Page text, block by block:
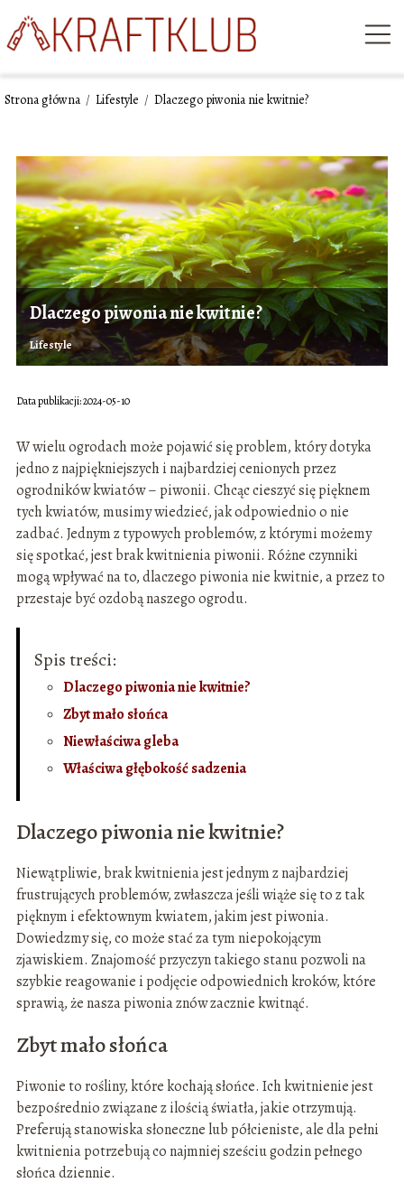
Strona główna / Lifestyle / Dlaczego piwonia nie kwitnie?
Dlaczego piwonia nie kwitnie?
Lifestyle
Data publikacji: 2024-05-10
W wielu ogrodach może pojawić się problem, który dotyka
jedno z najpiękniejszych i najbardziej cenionych przez
ogrodników kwiatów – piwonii. Chcąc cieszyć się pięknem
tych kwiatów, musimy wiedzieć, jak odpowiednio o nie
zadbać. Jednym z typowych problemów, z którymi możemy
się spotkać, jest brak kwitnienia piwonii. Różne czynniki
mogą wpływać na to, dlaczego piwonia nie kwitnie, a przez to
przestaje być ozdobą naszego ogrodu.
Spis treści:
Dlaczego piwonia nie kwitnie?
Zbyt mało słońca
Niewłaściwa gleba
Właściwa głębokość sadzenia
Dlaczego piwonia nie kwitnie?
Niewątpliwie, brak kwitnienia jest jednym z najbardziej
frustrujących problemów, zwłaszcza jeśli wiąże się to z tak
pięknym i efektownym kwiatem, jakim jest piwonia.
Dowiedzmy się, co może stać za tym niepokojącym
zjawiskiem. Znajomość przyczyn takiego stanu pozwoli na
szybkie reagowanie i podjęcie odpowiednich kroków, które
sprawią, że nasza piwonia znów zacznie kwitnąć.
Zbyt mało słońca
Piwonie to rośliny, które kochają słońce. Ich kwitnienie jest
bezpośrednio związane z ilością światła, jakie otrzymują.
Preferują stanowiska słoneczne lub półcieniste, ale dla pełni
kwitnienia potrzebują co najmniej sześciu godzin pełnego
słońca dziennie.